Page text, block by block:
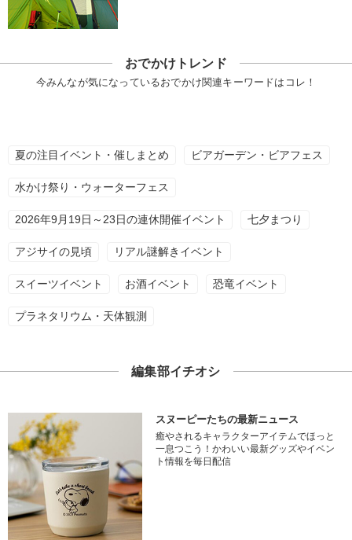
おでかけトレンド
今みんなが気になっているおでかけ関連キーワードはコレ！
夏の注目イベント・催しまとめ ビアガーデン・ビアフェス
水かけ祭り・ウォーターフェス
2026年9月19日～23日の連休開催イベント 七夕まつり
アジサイの見頃 リアル謎解きイベント
スイーツイベント お酒イベント 恐竜イベント
プラネタリウム・天体観測
編集部イチオシ
スヌーピーたちの最新ニュース
癒やされるキャラクターアイテムでほっと
一息つこう！かわいい最新グッズやイベン
ト情報を毎日配信